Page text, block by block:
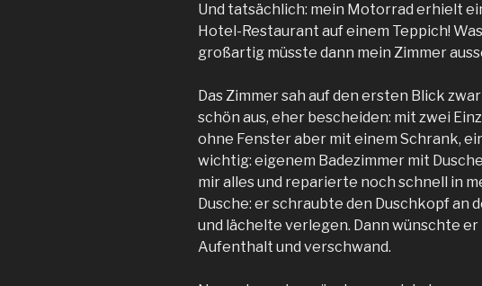
Und tatsächlich: mein Motorrad erhielt
Hotel-Restaurant auf einem Teppich!
großartig müsste dann mein Zimmer
Das Zimmer sah auf den ersten Blick
schön aus, eher bescheiden: mit zwei
ohne Fenster aber mit einem Schrank,
wichtig: eigenem Badezimmer mit
mir alles und reparierte noch schnell in
Dusche: er schraubte den Duschkopf an
und lächelte verlegen. Dann wünschte
Aufenthalt und verschwand.